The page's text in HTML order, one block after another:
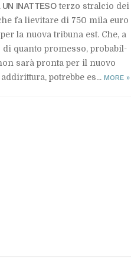
UN INAT­TE­SOter­zo stral­cio dei
fa lie­vi­ta­re di 750 mila euro
la nuo­va tri­bu­na est. Che, a
di quan­to pro­mes­so, pro­ba­bil­
sarà pron­ta per il nuo­vo
po­treb­be es­... MORE »